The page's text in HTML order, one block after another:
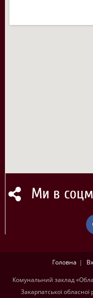
Ми в
Головна
Комунальний заклад
Закарпатської